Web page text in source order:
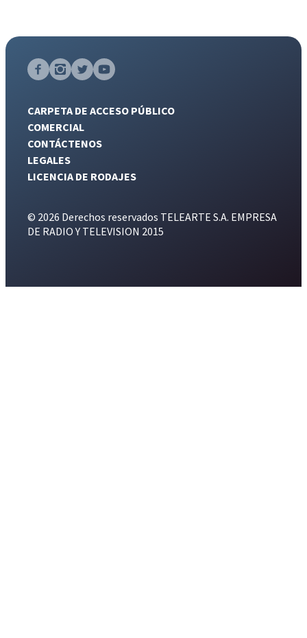
CARPETA DE ACCESO PÚBLICO
COMERCIAL
CONTÁCTENOS
LEGALES
LICENCIA DE RODAJES
© 2026 Derechos reservados TELEARTE S.A. EMPRESA
DE RADIO Y TELEVISION 2015